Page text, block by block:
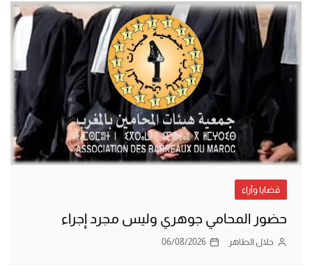
قضايا وآراء
حضور المحامي جوهري وليس مجرد إجراء
جلال الطاهر 06/08/2026